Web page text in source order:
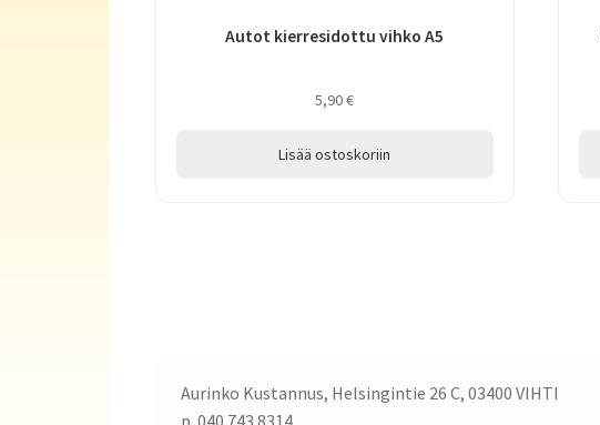
Autot kierresidottu vihko A5
5,90€
Lisää ostoskoriin
Aurinko Kustannus, Helsingintie 26 C, 03400 VIHTI
p. 040 743 8314